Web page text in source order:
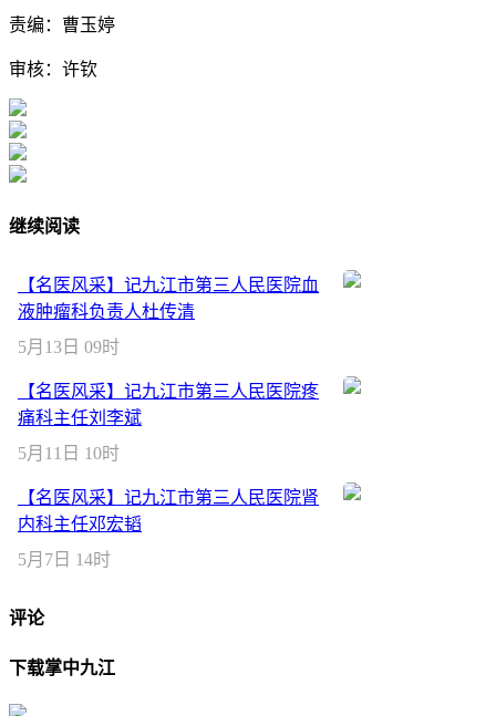
责编：曹玉婷
审核：许钦
继续阅读
【名医风采】记九江市第三人民医院血
液肿瘤科负责人杜传清
5月13日 09时
【名医风采】记九江市第三人民医院疼
痛科主任刘李斌
5月11日 10时
【名医风采】记九江市第三人民医院肾
内科主任邓宏韬
5月7日 14时
评论
下载掌中九江